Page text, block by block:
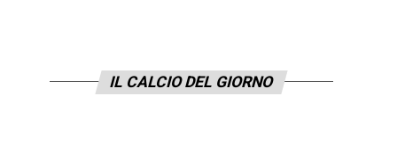
IL CALCIO DEL GIORNO